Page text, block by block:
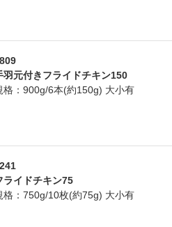
羽元付きフライドチキン150
格：900g/6本(約150g) 大小有
ライドチキン75
格：750g/10枚(約75g) 大小有